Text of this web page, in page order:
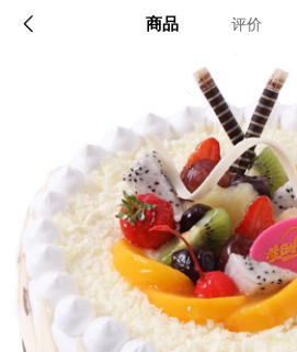
商品 评价
配送说明
确定
店铺信息
该地区暂无配送
确定